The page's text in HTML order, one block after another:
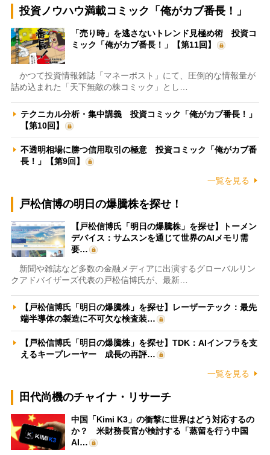
投資ノウハウ満載コミック「俺がカブ番長！」
「売り時」を逃さないトレンド見極め術 投資コ
ミック「俺がカブ番長！」【第11回】
かつて投資情報雑誌「マネーポスト」にて、圧倒的な情報量が
詰め込まれた「天下無敵の株コミック」とし…
テクニカル分析・集中講義 投資コミック「俺がカブ番長！」
【第10回】
不透明相場に勝つ信用取引の極意 投資コミック「俺がカブ番
長！」【第9回】
一覧を見る
戸松信博の明日の爆騰株を探せ！
【戸松信博氏「明日の爆騰株」を探せ】トーメン
デバイス：サムスンを通じて世界のAIメモリ需
要…
新聞や雑誌など多数の金融メディアに出演するグローバルリン
クアドバイザーズ代表の戸松信博氏が、最新…
【戸松信博氏「明日の爆騰株」を探せ】レーザーテック：最先
端半導体の製造に不可欠な検査装…
【戸松信博氏「明日の爆騰株」を探せ】TDK：AIインフラを支
えるキープレーヤー 成長の再評…
一覧を見る
田代尚機のチャイナ・リサーチ
中国「Kimi K3」の衝撃に世界はどう対応するの
か？ 米財務長官が検討する「蒸留を行う中国
AI…